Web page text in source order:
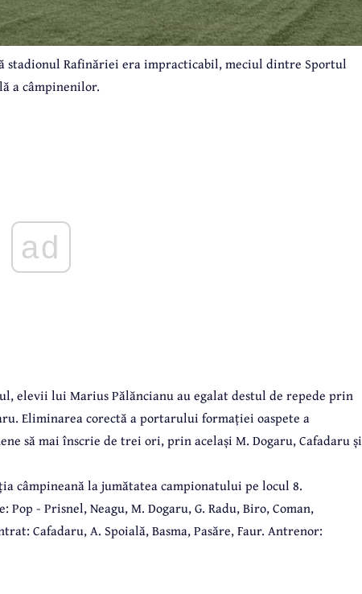
stadionul Rafinăriei era impracticabil, meciul dintre Sportul
a câmpinenilor.
ad
elevii lui Marius Pălăncianu au egalat destul de repede prin
Eliminarea corectă a portarului formației oaspete a
să mai înscrie de trei ori, prin același M. Dogaru, Cafadaru și
câmpineană la jumătatea campionatului pe locul 8.
- Prisnel, Neagu, M. Dogaru, G. Radu, Biro, Coman,
Cafadaru, A. Spoială, Basma, Pasăre, Faur. Antrenor: